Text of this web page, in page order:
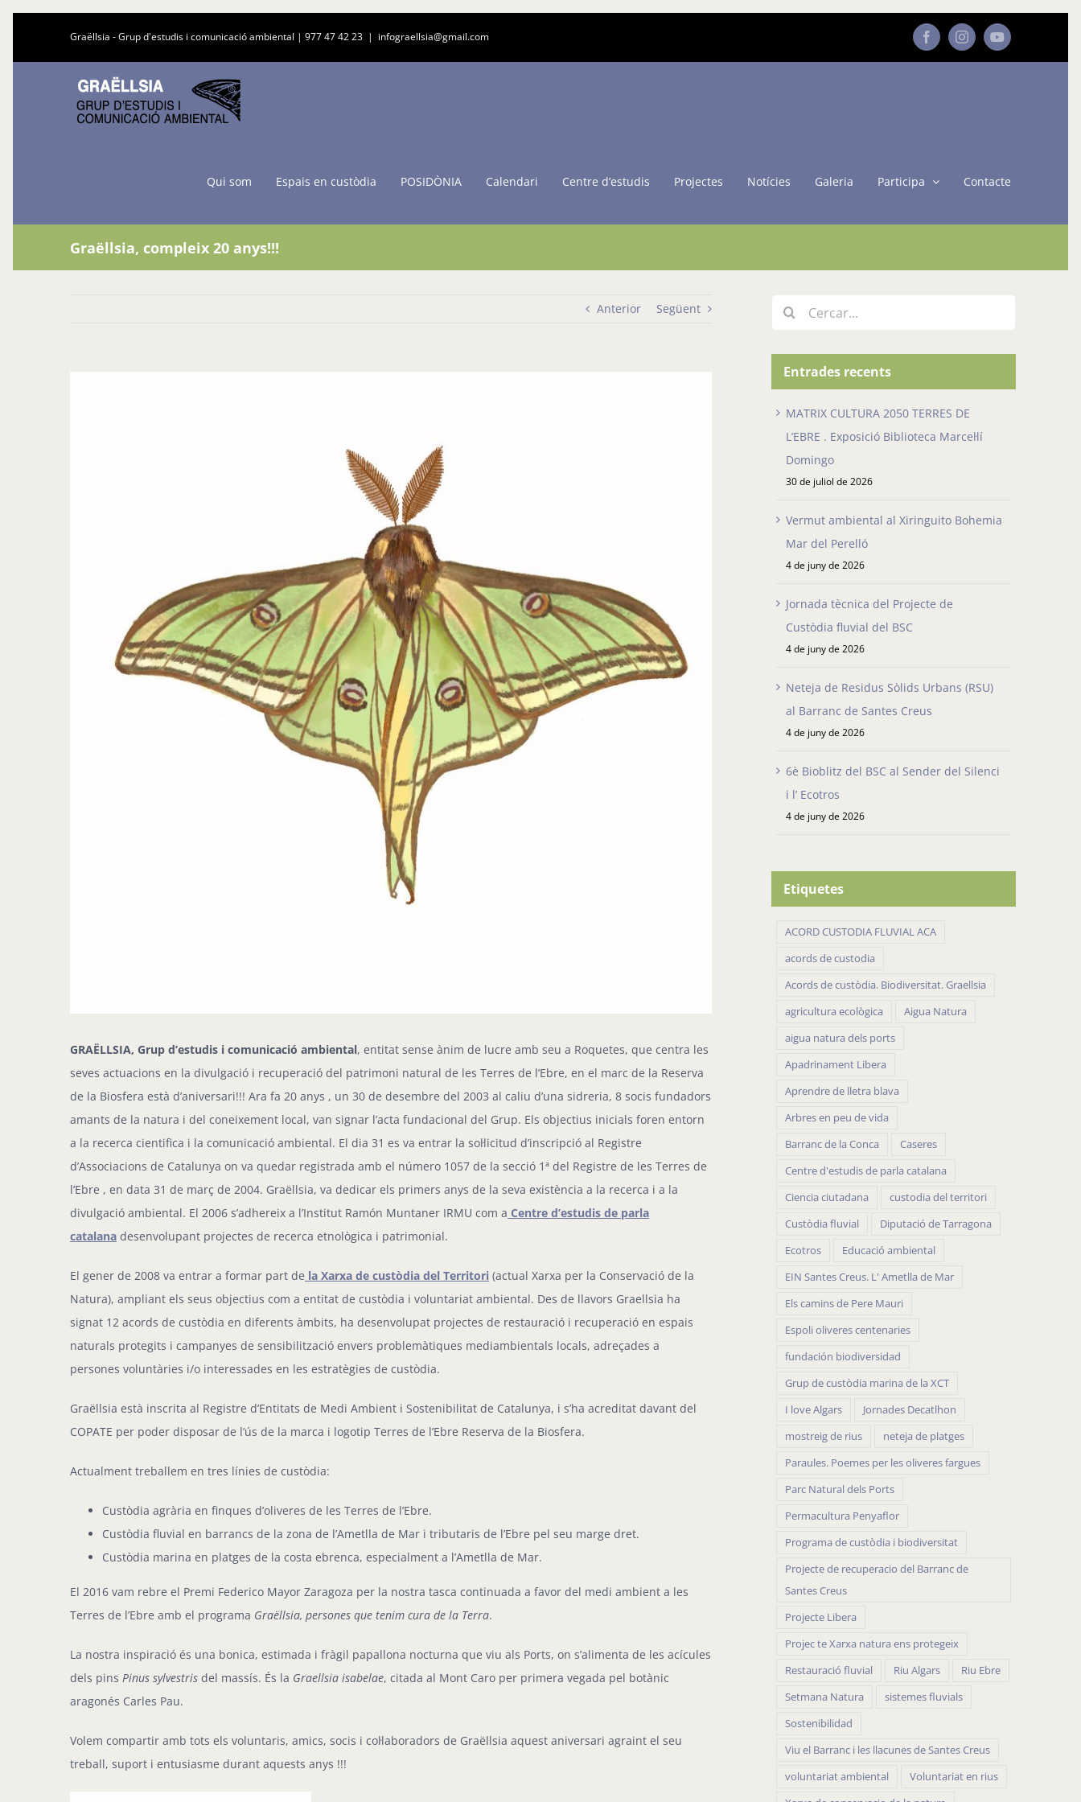
Graëllsia - Grup d'estudis i comunicació ambiental | 977 47 42 23 | infograellsia@gmail.com FacebookInstagramYouTube
Qui som Espais en custòdia POSIDÒNIA Calendari Centre d’estudis Projectes Notícies Galeria Participa Contacte
Graëllsia, compleix 20 anys!!!
Anterior Següent
GRAËLLSIA, Grup d’estudis i comunicació ambiental, entitat sense ànim de lucre amb seu a Roquetes, que centra les
seves actuacions en la divulgació i recuperació del patrimoni natural de les Terres de l’Ebre, en el marc de la Reserva
de la Biosfera està d’aniversari!!! Ara fa 20 anys , un 30 de desembre del 2003 al caliu d’una sidreria, 8 socis fundadors
amants de la natura i del coneixement local, van signar l’acta fundacional del Grup. Els objectius inicials foren entorn
a la recerca cientifica i la comunicació ambiental. El dia 31 es va entrar la sol·licitud d’inscripció al Registre
d’Associacions de Catalunya on va quedar registrada amb el número 1057 de la secció 1ª del Registre de les Terres de
l’Ebre , en data 31 de març de 2004. Graëllsia, va dedicar els primers anys de la seva existència a la recerca i a la
divulgació ambiental. El 2006 s’adhereix a l’Institut Ramón Muntaner IRMU com a Centre d’estudis de parla
catalana desenvolupant projectes de recerca etnològica i patrimonial.
El gener de 2008 va entrar a formar part de la Xarxa de custòdia del Territori (actual Xarxa per la Conservació de la
Natura), ampliant els seus objectius com a entitat de custòdia i voluntariat ambiental. Des de llavors Graellsia ha
signat 12 acords de custòdia en diferents àmbits, ha desenvolupat projectes de restauració i recuperació en espais
naturals protegits i campanyes de sensibilització envers problemàtiques mediambientals locals, adreçades a
persones voluntàries i/o interessades en les estratègies de custòdia.
Graëllsia està inscrita al Registre d’Entitats de Medi Ambient i Sostenibilitat de Catalunya, i s’ha acreditat davant del
COPATE per poder disposar de l’ús de la marca i logotip Terres de l’Ebre Reserva de la Biosfera.
Actualment treballem en tres línies de custòdia:
Custòdia agrària en finques d’oliveres de les Terres de l’Ebre.
Custòdia fluvial en barrancs de la zona de l’Ametlla de Mar i tributaris de l’Ebre pel seu marge dret.
Custòdia marina en platges de la costa ebrenca, especialment a l’Ametlla de Mar.
El 2016 vam rebre el Premi Federico Mayor Zaragoza per la nostra tasca continuada a favor del medi ambient a les
Terres de l’Ebre amb el programa Graëllsia, persones que tenim cura de la Terra.
La nostra inspiració és una bonica, estimada i fràgil papallona nocturna que viu als Ports, on s’alimenta de les acícules
dels pins Pinus sylvestris del massís. És la Graellsia isabelae, citada al Mont Caro per primera vegada pel botànic
aragonés Carles Pau.
Volem compartir amb tots els voluntaris, amics, socis i col·laboradors de Graëllsia aquest aniversari agraint el seu
treball, suport i entusiasme durant aquests anys !!!
Cerca
Entrades recents
MATRIX CULTURA 2050 TERRES DE
L’EBRE . Exposició Biblioteca Marcel·lí
Domingo
30 de juliol de 2026
Vermut ambiental al Xiringuito Bohemia
Mar del Perelló
4 de juny de 2026
Jornada tècnica del Projecte de
Custòdia fluvial del BSC
4 de juny de 2026
Neteja de Residus Sòlids Urbans (RSU)
al Barranc de Santes Creus
4 de juny de 2026
6è Bioblitz del BSC al Sender del Silenci
i l’ Ecotros
4 de juny de 2026
Etiquetes
ACORD CUSTODIA FLUVIAL ACA
acords de custodia
Acords de custòdia. Biodiversitat. Graellsia
agricultura ecològica
Aigua Natura
aigua natura dels ports
Apadrinament Libera
Aprendre de lletra blava
Arbres en peu de vida
Barranc de la Conca
Caseres
Centre d'estudis de parla catalana
Ciencia ciutadana
custodia del territori
Custòdia fluvial
Diputació de Tarragona
Ecotros
Educació ambiental
EIN Santes Creus. L' Ametlla de Mar
Els camins de Pere Mauri
Espoli oliveres centenaries
fundación biodiversidad
Grup de custòdia marina de la XCT
I love Algars
Jornades Decatlhon
mostreig de rius
neteja de platges
Paraules. Poemes per les oliveres fargues
Parc Natural dels Ports
Permacultura Penyaflor
Programa de custòdia i biodiversitat
Projecte de recuperacio del Barranc de
Santes Creus
Projecte Libera
Projec te Xarxa natura ens protegeix
Restauració fluvial
Riu Algars
Riu Ebre
Setmana Natura
sistemes fluvials
Sostenibilidad
Viu el Barranc i les llacunes de Santes Creus
voluntariat ambiental
Voluntariat en rius